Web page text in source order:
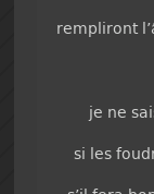
rempliront
je ne
si les